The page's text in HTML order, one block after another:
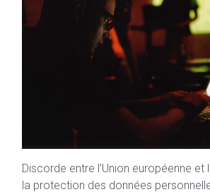
Discorde entre l’Union européenne et
la protection des données